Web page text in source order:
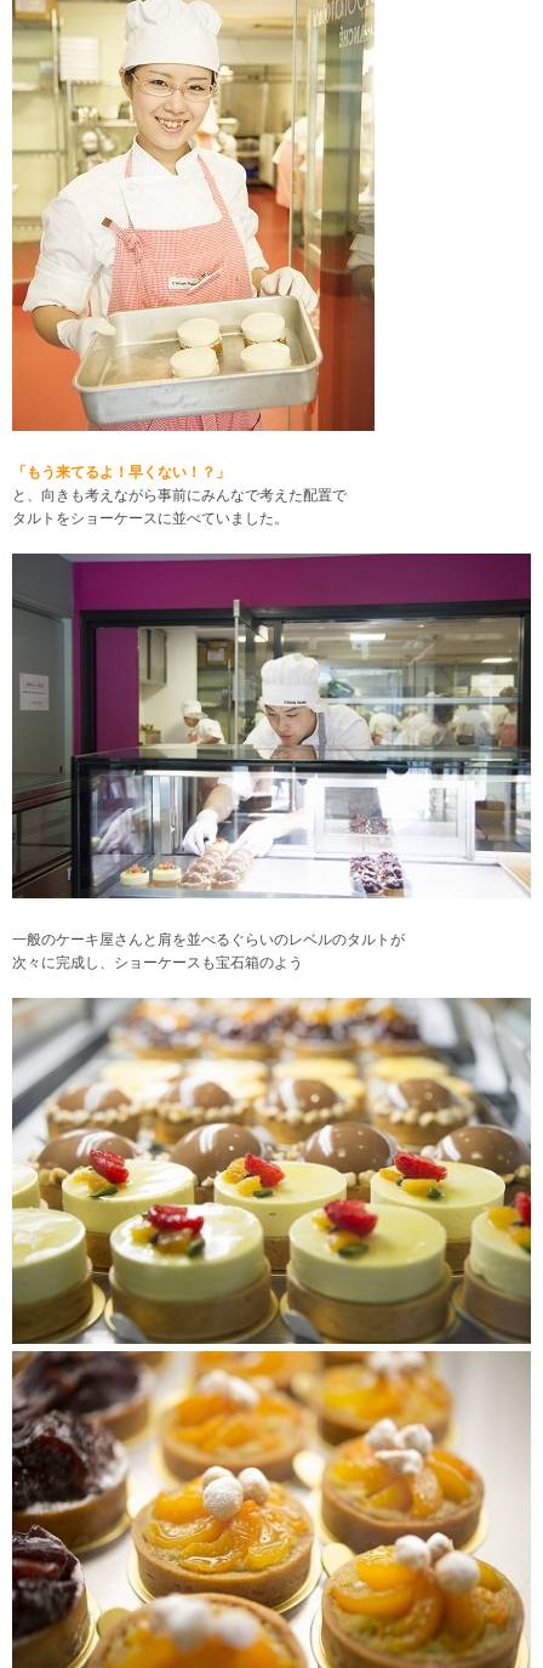
「もう来てるよ！早くない！？」
と、向きも考えながら事前にみんなで考えた配置で
タルトをショーケースに並べていました。
一般のケーキ屋さんと肩を並べるぐらいのレベルのタルトが
次々に完成し、ショーケースも宝石箱のよう